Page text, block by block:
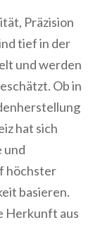
Präzision
tief in der
und werden
Ob in
hat sich
und
höchster
basieren.
Herkunft aus